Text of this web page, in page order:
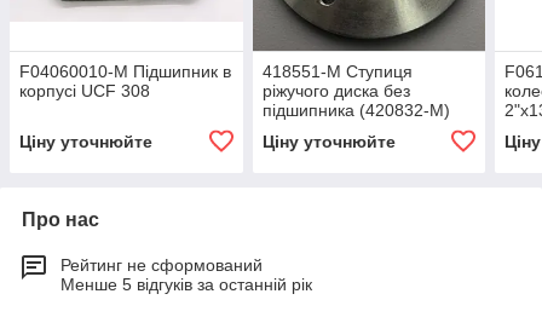
F04060010-M Підшипник в
корпусі UCF 308
Ціну уточнюйте
418551-М Ступиця
ріжучого диска без
підшипника (420832-M)
Ціну уточнюйте
Про нас
Рейтинг не сформований
Менше 5 відгуків за останній рік